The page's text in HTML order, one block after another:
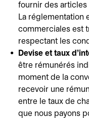
fournir des
La réglementation
commerciales est
respectant les
Devise et taux
être rémunérés
moment de la
recevoir une
entre le taux de
que nous payons